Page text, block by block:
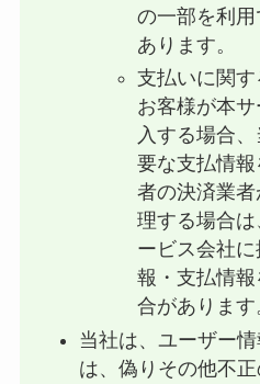
の一部を利
あります。
支払いに関す
お客様が本
入する場合
要な支払情
者の決済業
理する場合
ービス会社
報・支払情
合があります
当社は、ユーザー
は、偽りその他不